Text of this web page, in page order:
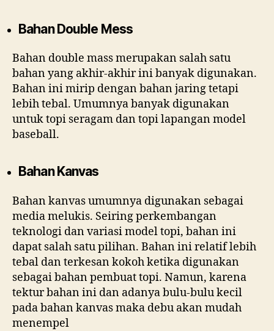
Bahan Double Mess
Bahan double mass merupakan salah satu
bahan yang akhir-akhir ini banyak digunakan.
Bahan ini mirip dengan bahan jaring tetapi
lebih tebal. Umumnya banyak digunakan
untuk topi seragam dan topi lapangan model
baseball.
Bahan Kanvas
Bahan kanvas umumnya digunakan sebagai
media melukis. Seiring perkembangan
teknologi dan variasi model topi, bahan ini
dapat salah satu pilihan. Bahan ini relatif lebih
tebal dan terkesan kokoh ketika digunakan
sebagai bahan pembuat topi. Namun, karena
tektur bahan ini dan adanya bulu-bulu kecil
pada bahan kanvas maka debu akan mudah
menempel